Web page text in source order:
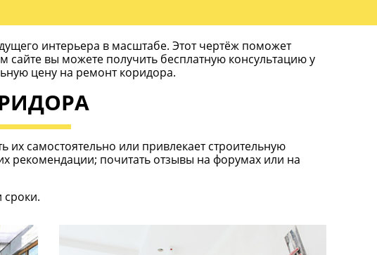
интерьера в масштабе. Этот чертёж поможет
сайте вы можете получить бесплатную консультацию у
цену на ремонт коридора.
их самостоятельно или привлекает строительную
рекомендации; почитать отзывы на форумах или на
сроки.